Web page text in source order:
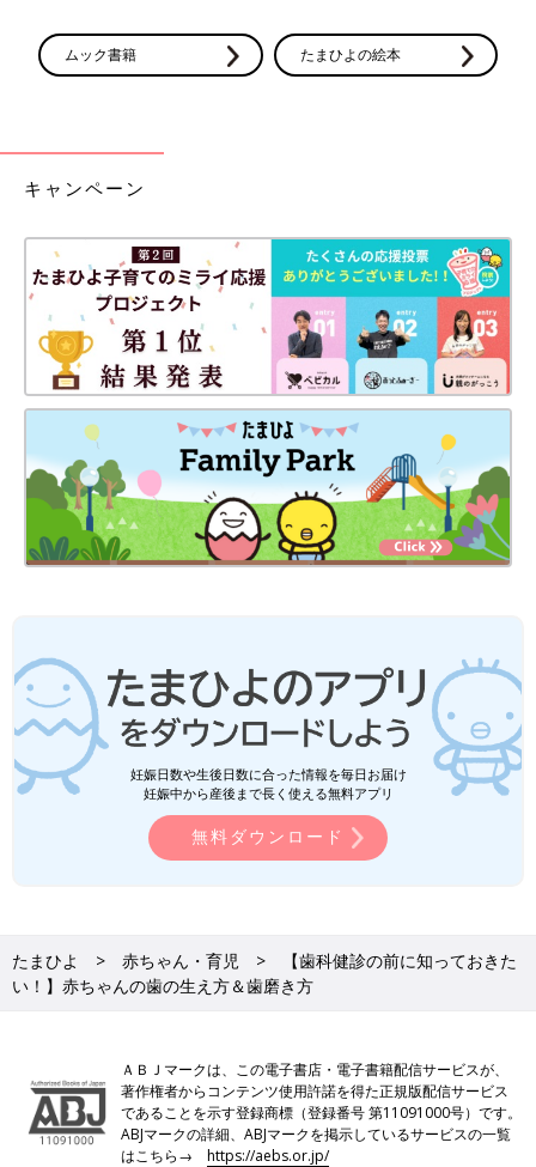
ムック書籍 たまひよの絵本
キャンペーン
妊娠日数や生後日数に合った情報を毎日お届け
妊娠中から産後まで長く使える無料アプリ
無料ダウンロード
たまひよ 赤ちゃん・育児
【歯科健診の前に知っておきた
い！】赤ちゃんの歯の生え方＆歯磨き方
ＡＢＪマークは、この電子書店・電子書籍配信サービスが、
著作権者からコンテンツ使用許諾を得た正規版配信サービス
であることを示す登録商標（登録番号 第11091000号）です。
ABJマークの詳細、ABJマークを掲示しているサービスの一覧
はこちら→https://aebs.or.jp/